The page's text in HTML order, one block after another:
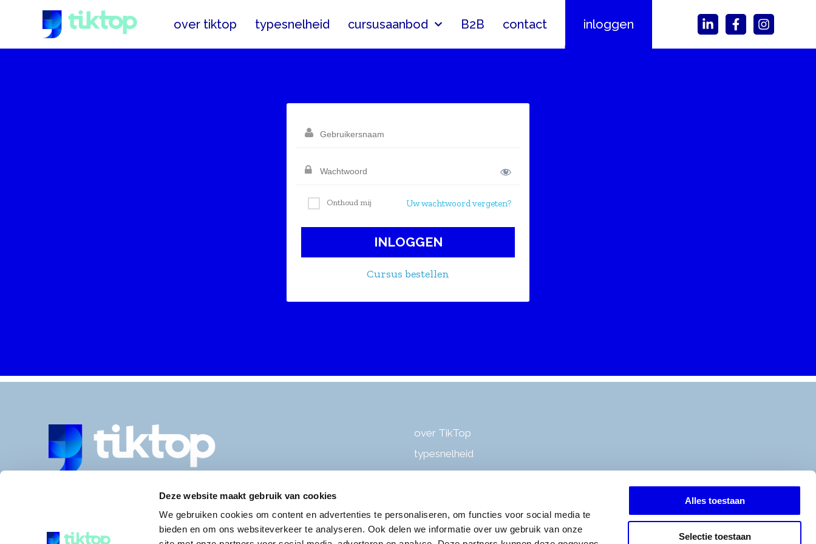
Deze website maakt gebruik van cookies
We gebruiken cookies om content en advertenties te personaliseren, om functies voor social media te
bieden en om ons websiteverkeer te analyseren. Ook delen we informatie over uw gebruik van onze
Alles toestaan
Selectie toestaan
over tiktop typesnelheid cursusaanbod B2B contact inloggen
Onthoud mij Uw wachtwoord vergeten?
Cursus bestellen
Burgemeester Falkenaweg 54
© 2026 Tiktop | Design door Canned Rainbow, Realisatie doorHutspot Media
over TikTop
typesnelheid
cursusaanbod
inloggen
gratis proefles